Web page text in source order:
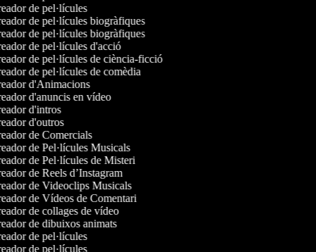
de pel·lícules
de pel·lícules biogràfiques
de pel·lícules biogràfiques
de pel·lícules d'acció
de pel·lícules de ciència-ficció
de pel·lícules de comèdia
d'Animacions
d'anuncis en vídeo
d'intros
d'outros
de Comercials
de Pel·lícules Musicals
de Pel·lícules de Misteri
de Reels d’Instagram
de Videoclips Musicals
de Vídeos de Comentari
de collages de vídeo
de dibuixos animats
de pel·lícules
de pel·lícules